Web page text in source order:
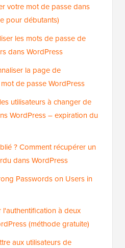
votre mot de passe dans
pour débutants)
les mots de passe de
dans WordPress
la page de
de passe WordPress
utilisateurs à changer de
WordPress – expiration du
? Comment récupérer un
dans WordPress
Passwords on Users in
à deux
(méthode gratuite)
aux utilisateurs de